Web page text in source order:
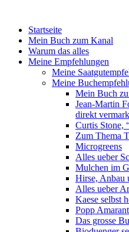
Startseite
Mein Buch zum Kanal
Warum das alles
Meine Empfehlungen
Meine
Meine
Mein Buch
Jean-Martin
direkt
Curtis Stone,
Zum Thema
Microgreens
Alles ueber
Mulchen im
Hirse, Anbau
Alles ueber
Kaese selbst
Popp Amarant
Das grosse